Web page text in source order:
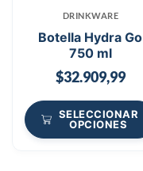
DRINKWARE
Botella Hydra Go
750 ml
$32.909,99
SELECCIONAR
OPCIONES